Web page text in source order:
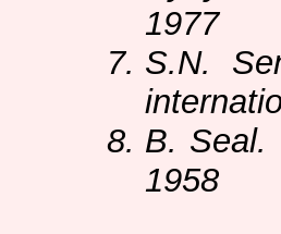
1977
S.N.
B. Seal.
1958